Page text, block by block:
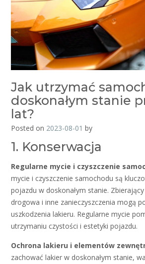
Jak utrzymać
doskonałym stanie
lat?
Posted on 2023-08-01 by
1. Konserwacja
Regularne mycie i czyszczenie
mycie i czyszczenie samochodu są
pojazdu w doskonałym stanie.
drogowa i inne zanieczyszczenia mogą
uszkodzenia lakieru. Regularne mycie
utrzymaniu czystości i estetyki pojazdu.
Ochrona lakieru i elementów
zachować lakier w doskonałym stanie,